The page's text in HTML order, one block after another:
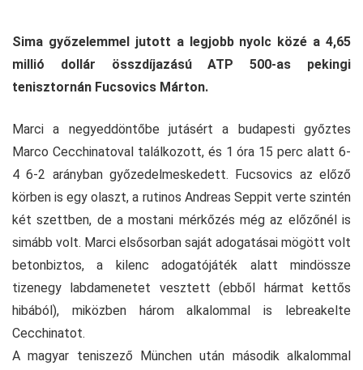
Sima győzelemmel jutott a legjobb nyolc közé a 4,65
millió dollár összdíjazású ATP 500-as pekingi
tenisztornán Fucsovics Márton.
Marci a negyeddöntőbe jutásért a budapesti győztes
Marco Cecchinatoval találkozott, és 1 óra 15 perc alatt 6-
4 6-2 arányban győzedelmeskedett. Fucsovics az előző
körben is egy olaszt, a rutinos Andreas Seppit verte szintén
két szettben, de a mostani mérkőzés még az előzőnél is
simább volt. Marci elsősorban saját adogatásai mögött volt
betonbiztos, a kilenc adogatójáték alatt mindössze
tizenegy labdamenetet vesztett (ebből hármat kettős
hibából), miközben három alkalommal is lebreakelte
Cecchinatot.
A magyar teniszező München után második alkalommal